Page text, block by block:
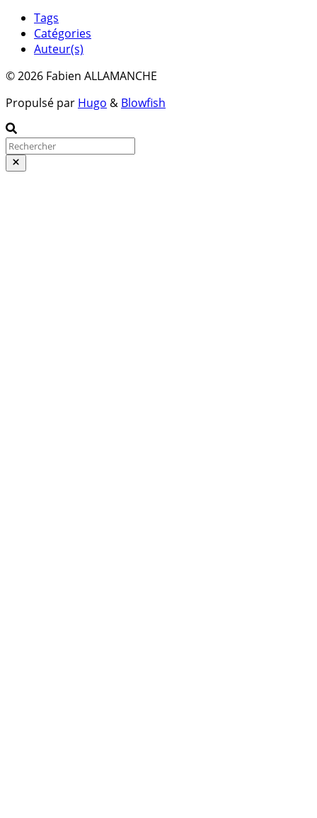
Tags
Catégories
Auteur(s)
© 2026 Fabien ALLAMANCHE
Propulsé par Hugo & Blowfish